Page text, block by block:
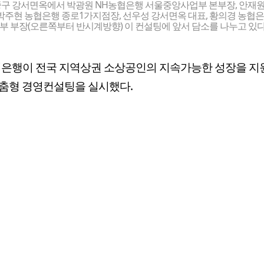
강서면옥에서 박광원 NH농협은행 서울중앙사업부 본부장, 안재
주현 농협은행 종로1가지점장, 선우성 강서면옥 대표, 황의경 농협
부장(오른쪽부터 반시계방향) 이 컨설팅에 앞서 담소를 나누고 있
행이 전국 지역상권 소상공인의 지속가능한 성장을 지
형 경영컨설팅을 실시했다.